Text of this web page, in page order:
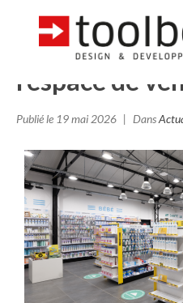
Gondole
structurer et
l’espace de
Publié le 19 mai 2026 Dans